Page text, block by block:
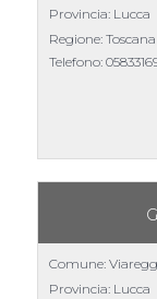
Provincia: Lucca
Regione: Toscana
Telefono:
Comune:
Provincia: Lucca